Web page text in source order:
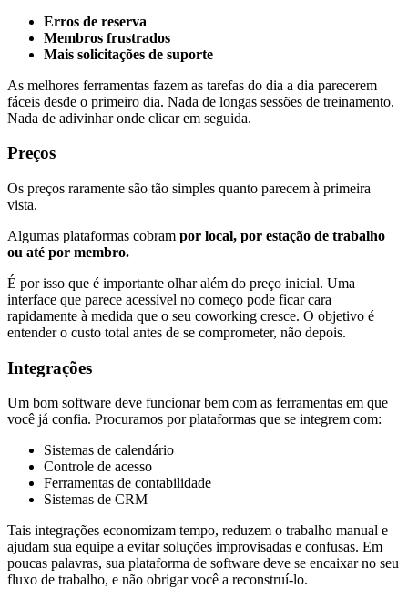
Erros de reserva
Membros frustrados
Mais solicitações de suporte
As melhores ferramentas fazem as tarefas do dia a dia parecerem
fáceis desde o primeiro dia. Nada de longas sessões de treinamento.
Nada de adivinhar onde clicar em seguida.
Preços
Os preços raramente são tão simples quanto parecem à primeira
vista.
Algumas plataformas cobram por local, por estação de trabalho
ou até por membro.
É por isso que é importante olhar além do preço inicial. Uma
interface que parece acessível no começo pode ficar cara
rapidamente à medida que o seu coworking cresce. O objetivo é
entender o custo total antes de se comprometer, não depois.
Integrações
Um bom software deve funcionar bem com as ferramentas em que
você já confia. Procuramos por plataformas que se integrem com:
Sistemas de calendário
Controle de acesso
Ferramentas de contabilidade
Sistemas de CRM
Tais integrações economizam tempo, reduzem o trabalho manual e
ajudam sua equipe a evitar soluções improvisadas e confusas. Em
poucas palavras, sua plataforma de software deve se encaixar no seu
fluxo de trabalho, e não obrigar você a reconstruí-lo.